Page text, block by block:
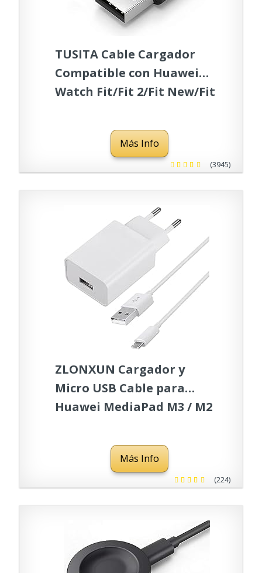
TUSITA Cable Cargador
Compatible con Huawei
Watch Fit/Fit 2/Fit New/Fit
Band 7/6/ 6 Pro, Honor
Band 6/ Watch ES - Carga
Magnética USB 3,3ft 100cm
Más Info
(3945)
ZLONXUN Cargador y
Micro USB Cable para
Huawei MediaPad M3 / M2
Más Info
(224)